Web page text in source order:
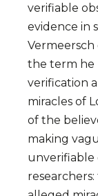
verifiable
evidence in
Vermeersch
the term he
verification
miracles of
of the
making
unverifiable